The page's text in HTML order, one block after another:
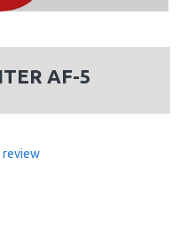
AF-5
review